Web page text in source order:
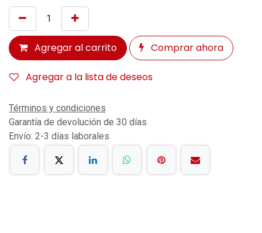
Agregar al carrito Comprar ahora
Agregar a la lista de deseos
Términos y condiciones
Garantía de devolución de 30 días
Envío: 2-3 días laborales